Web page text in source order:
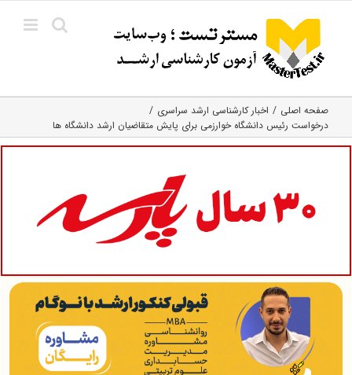
content
صفحه اصلی
اخبار کارشناسی ارشد سراسری
درخواست رئیس دانشگاه خوارزمی برای پایش متقاضیان ارشد دانشگاه ها